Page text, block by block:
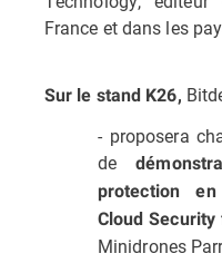
France et dans les
Sur le stand K26,
- proposera
de
protection
Cloud Security
Minidrones